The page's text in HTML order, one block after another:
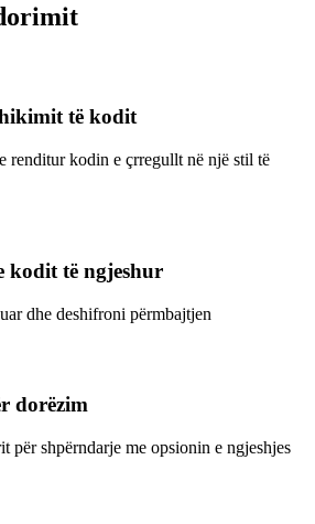
të kodit
renditur kodin e çrregullt në një stil të
kodit të ngjeshur
dhe deshifroni përmbajtjen
dorëzim
për shpërndarje me opsionin e ngjeshjes